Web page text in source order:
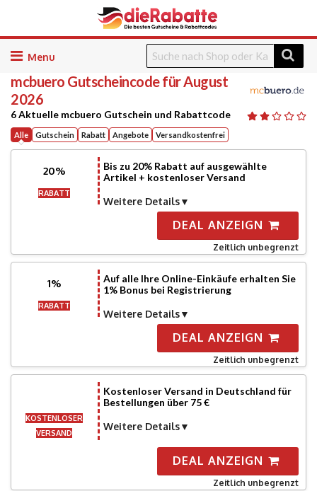
Skip
content
mcbuero Gutscheincode für August
2026
6 Aktuelle mcbuero Gutschein und Rabattcode
Alle Gutschein Rabatt Angebote Versandkostenfrei
20%
RABATT
Bis zu 20% Rabatt auf ausgewählte
Artikel + kostenloser Versand
Weitere Details
DEAL ANZEIGN
Zeitlich unbegrenzt
1%
RABATT
Auf alle Ihre Online-Einkäufe erhalten Sie
1% Bonus bei Registrierung
Weitere Details
DEAL ANZEIGN
Zeitlich unbegrenzt
KOSTENLOSER
VERSAND
Kostenloser Versand in Deutschland für
Bestellungen über 75 €
Weitere Details
DEAL ANZEIGN
Zeitlich unbegrenzt